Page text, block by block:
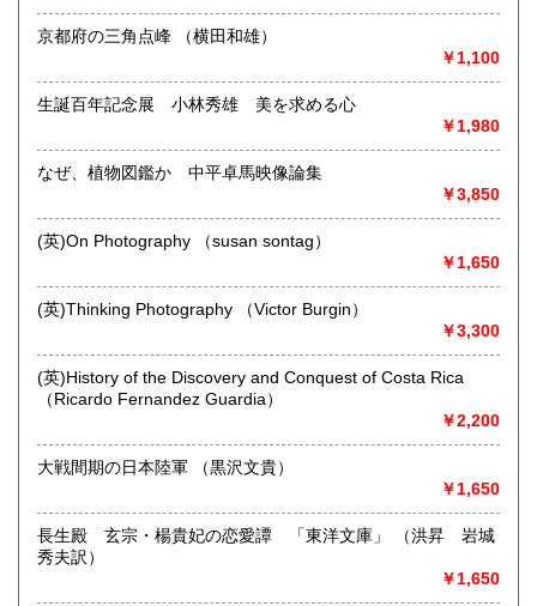
◆本の在庫について◆
当店に在庫している本はほぼ別棟倉庫に保管していますの
で、性急なお求めにはご対応致し兼ねます。ご来店にてお求
めになりたい場合は事前にご一報下さいませ。
沿線名：-
最寄駅：-
定休日：日曜日
書籍の買取について
-
総記、哲学宗教、歴史、社会科学、自然科学、美術工芸、国
語国文、外国文学、近代文献、趣味、外国書、サブカルチャ
ー、古書一般（その他）
京都府の三角点峰 （横田和雄）
￥1,100
生誕百年記念展 小林秀雄 美を求める心
￥1,980
なぜ、植物図鑑か 中平卓馬映像論集
￥3,850
(英)On Photography （susan sontag）
￥1,650
(英)Thinking Photography （Victor Burgin）
￥3,300
(英)History of the Discovery and Conquest of Costa Rica
（Ricardo Fernandez Guardia）
￥2,200
大戦間期の日本陸軍 （黒沢文貴）
￥1,650
長生殿 玄宗・楊貴妃の恋愛譚 「東洋文庫」 （洪昇 岩城
秀夫訳）
￥1,650